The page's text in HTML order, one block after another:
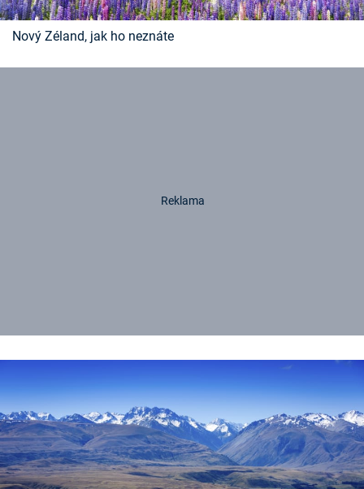
Nový Zéland, jak ho neznáte